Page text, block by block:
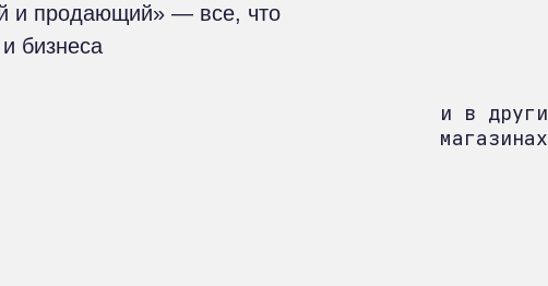
и продающий» — все, что
бизнеса
и в
магазинах